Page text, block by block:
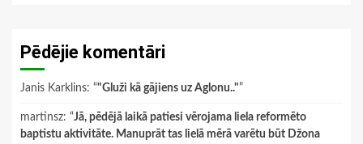
Pēdējie komentāri
Janis Karklins: “"Gluži kā gājiens uz Aglonu.."”
martinsz: “Jā, pēdējā laikā patiesi vērojama liela reformēto
baptistu aktivitāte. Manuprāt tas lielā mērā varētu būt Džona